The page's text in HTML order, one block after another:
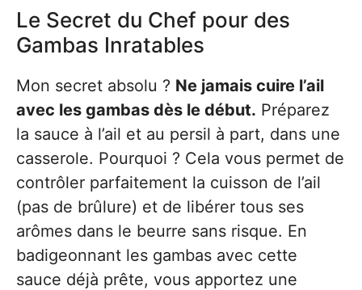
Le Secret du Chef pour des
Gambas Inratables
Mon secret absolu ? Ne jamais cuire l’ail
avec les gambas dès le début. Préparez
la sauce à l’ail et au persil à part, dans une
casserole. Pourquoi ? Cela vous permet de
contrôler parfaitement la cuisson de l’ail
(pas de brûlure) et de libérer tous ses
arômes dans le beurre sans risque. En
badigeonnant les gambas avec cette
sauce déjà prête, vous apportez une